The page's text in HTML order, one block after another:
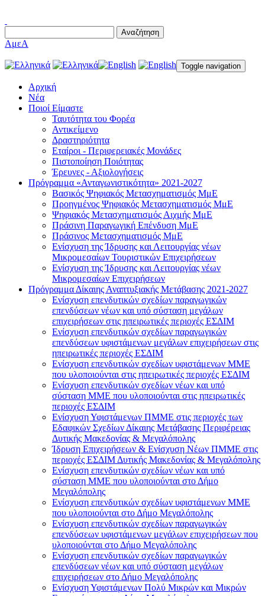
Αναζήτηση
AμεΑ
Toggle navigation
Αρχική
Νέα
Ποιοί Είμαστε
Ταυτότητα του Φορέα
Αντικείμενο
Δραστηριότητα
Εταίροι - Περιφερειακές Μονάδες
Πιστοποίηση Ποιότητας
Έρευνες - Αξιολογήσεις
Πρόγραμμα «Ανταγωνιστικότητα» 2021-2027
Βασικός Ψηφιακός Μετασχηματισμός ΜμΕ
Προηγμένος Ψηφιακός Μετασχηματισμός ΜμΕ
Ψηφιακός Μετασχηματισμός Αιχμής ΜμΕ
Πράσινη Παραγωγική Επένδυση ΜμΕ
Πράσινος Μετασχηματισμός ΜμΕ
Ενίσχυση της Ίδρυσης και Λειτουργίας νέων
Μικρομεσαίων Τουριστικών Επιχειρήσεων
Ενίσχυση της Ίδρυσης και Λειτουργίας νέων
Μικρομεσαίων Επιχειρήσεων
Πρόγραμμα Δίκαιης Αναπτυξιακής Μετάβασης 2021-2027
Ενίσχυση επενδυτικών σχεδίων παραγωγικών
επενδύσεων νέων και υπό σύσταση μεγάλων
επιχειρήσεων στις ηπειρωτικές περιοχές ΕΣΔΙΜ
Ενίσχυση επενδυτικών σχεδίων παραγωγικών
επενδύσεων υφιστάμενων μεγάλων επιχειρήσεων στις
ηπειρωτικές περιοχές ΕΣΔΙΜ
Ενίσχυση επενδυτικών σχεδίων υφιστάμενων ΜΜΕ
που υλοποιούνται στις ηπειρωτικές περιοχές ΕΣΔΙΜ
Ενίσχυση επενδυτικών σχεδίων νέων και υπό
σύσταση ΜΜΕ που υλοποιούνται στις ηπειρωτικές
περιοχές ΕΣΔΙΜ
Ενίσχυση Υφιστάμενων ΠΜΜΕ στις περιοχές των
Εδαφικών Σχεδίων Δίκαιης Μετάβασης Περιφέρειας
Δυτικής Μακεδονίας & Μεγαλόπολης
Ίδρυση Επιχειρήσεων & Ενίσχυση Νέων ΠΜΜΕ στις
περιοχές ΕΣΔΙΜ Δυτικής Μακεδονίας & Μεγαλόπολης
Ενίσχυση επενδυτικών σχεδίων νέων και υπό
σύσταση ΜΜΕ που υλοποιούνται στο Δήμο
Μεγαλόπολης
Ενίσχυση επενδυτικών σχεδίων υφιστάμενων ΜΜΕ
που υλοποιούνται στο Δήμο Μεγαλόπολης
Ενίσχυση επενδυτικών σχεδίων παραγωγικών
επενδύσεων υφιστάμενων μεγάλων επιχειρήσεων που
υλοποιούνται στο Δήμο Μεγαλόπολης
Ενίσχυση επενδυτικών σχεδίων παραγωγικών
επενδύσεων νέων και υπό σύσταση μεγάλων
επιχειρήσεων στο Δήμο Μεγαλόπολης
Ενίσχυση Υφιστάμενων Πολύ Μικρών και Μικρών